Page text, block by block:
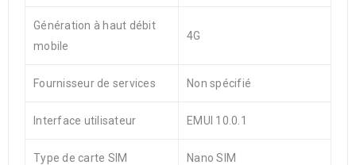
Génération à haut débit
mobile
4G
Fournisseur de services Non spécifié
Interface utilisateur EMUI 10.0.1
Type de carte SIM Nano SIM